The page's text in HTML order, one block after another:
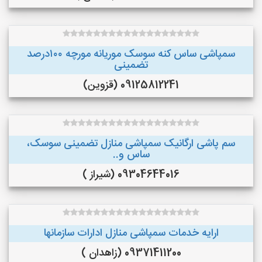
سمپاشی ساس کنه سوسک موریانه مورچه ۱۰۰درصد
تضمینی
09125812241 (قزوین)
سم پاشی ارگانیک سمپاشی منازل تضمینی سوسک،
ساس و..
09304644016 (شیراز )
ارایه خدمات سمپاشی منازل ادارات سازمانها
09371411200 (زاهدان )